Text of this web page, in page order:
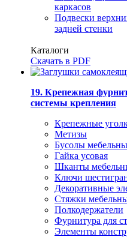
каркасов
Подвески
задней стенки
Каталоги
Скачать в PDF
19. Крепежная
системы крепления
Крепежные
Метизы
Бусолы
Гайка усовая
Шканты
Ключи
Декоративные
Стяжки
Полкодержатели
Фурнитура для
Элементы